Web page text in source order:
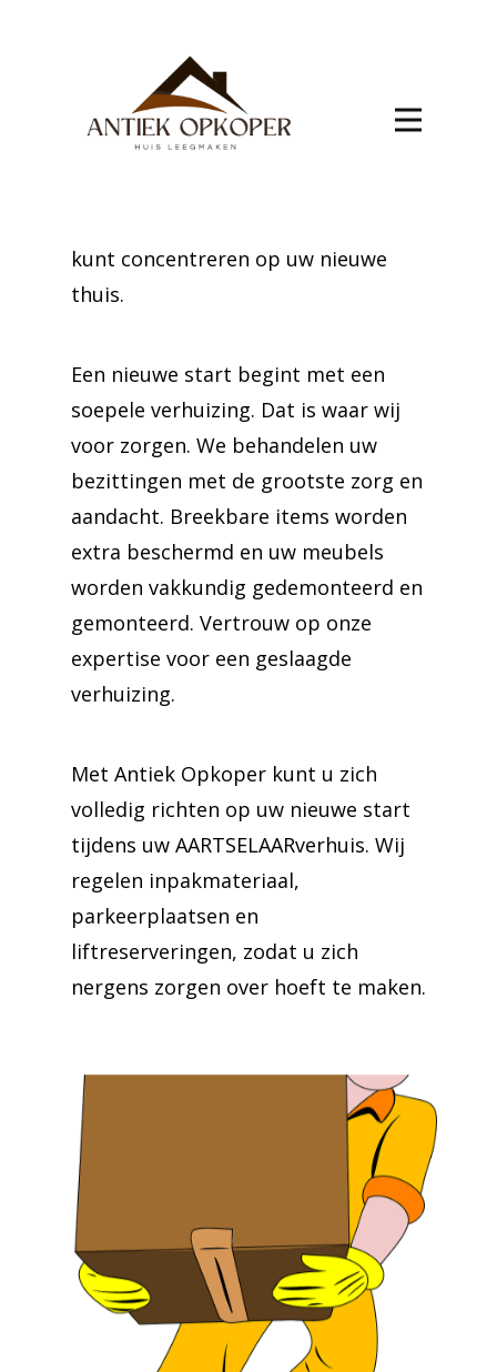
De reis naar AARTSELAAR wordt
eenvoudig met onze uitgebreide
verhuisservice. Wij nemen de last
kunt concentreren op uw nieuwe
thuis.
Een nieuwe start begint met een
soepele verhuizing. Dat is waar wij
voor zorgen. We behandelen uw
bezittingen met de grootste zorg en
aandacht. Breekbare items worden
extra beschermd en uw meubels
worden vakkundig gedemonteerd en
gemonteerd. Vertrouw op onze
expertise voor een geslaagde
verhuizing.
Met Antiek Opkoper kunt u zich
volledig richten op uw nieuwe start
tijdens uw AARTSELAARverhuis. Wij
regelen inpakmateriaal,
parkeerplaatsen en
liftreserveringen, zodat u zich
nergens zorgen over hoeft te maken.